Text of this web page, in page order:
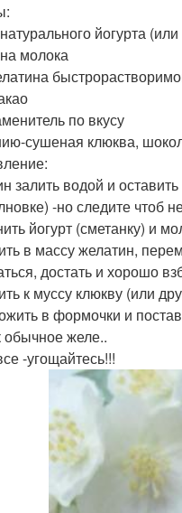
йогурта
молока
по вкусу
сушеная клюква,
залить водой и
-но следите чтоб
йогурт (сметанку) и
в массу желатин,
достать и хорошо
к муссу клюкву (или
в формочки и
обычное желе..
-угощайтесь!!!